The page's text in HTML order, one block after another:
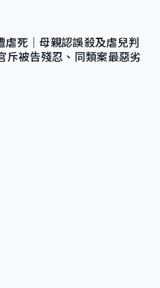
虐死｜母親認誤殺及虐兒判
被告殘忍、同類案最惡劣